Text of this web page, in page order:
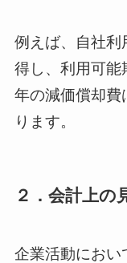
例えば、自社利
得し、利用可能
年の減価償却費
ります。
２．会計上の
企業活動におい